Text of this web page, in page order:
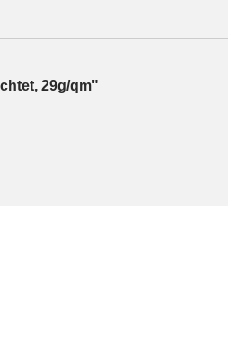
29g/qm"